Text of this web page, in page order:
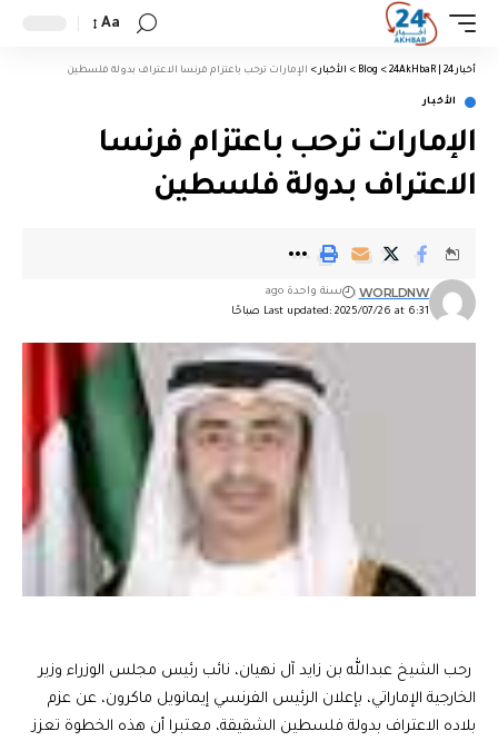
Aa
أخبار 24 | 24AkHbaR >
Blog
> الأخبار > الإمارات ترحب باعتزام فرنسا الاعتراف بدولة فلسطين
الأخبار
الإمارات ترحب باعتزام فرنسا
الاعتراف بدولة فلسطين
Last updated: 2025/07/26 at 6:31 صباحًا
WORLDNW سنة واحدة ago
رحب الشيخ عبدالله بن زايد آل نهيان، نائب رئيس مجلس الوزراء وزير
الخارجية الإماراتي، بإعلان الرئيس الفرنسي إيمانويل ماكرون، عن عزم
بلاده الاعتراف بدولة فلسطين الشقيقة، معتبرا أن هذه الخطوة تعزز